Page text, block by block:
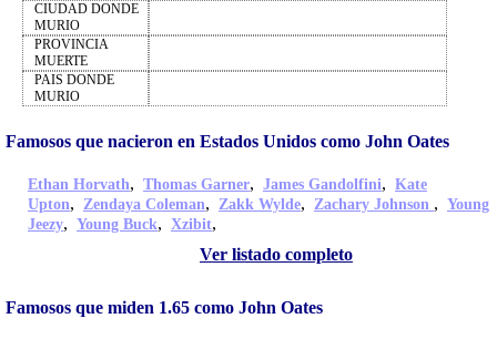
CIUDAD DONDE
MURIO
PROVINCIA
MUERTE
PAIS DONDE
MURIO
Famosos que nacieron en Estados Unidos como John Oates
Ethan Horvath, Thomas Garner, James Gandolfini, Kate
Upton, Zendaya Coleman, Zakk Wylde, Zachary Johnson , Young
Jeezy, Young Buck, Xzibit,
Ver listado completo
Famosos que miden 1.65 como John Oates